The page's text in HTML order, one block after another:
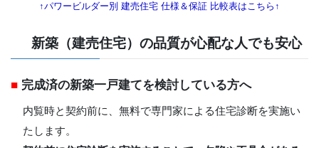
↑パワービルダー別 建売住宅 仕様＆保証 比較表はこちら↑
新築（建売住宅）の品質が心配な人でも安心
■ 完成済の新築一戸建てを検討している方へ
内覧時と契約前に、無料で専門家による住宅診断を実施い
たします。